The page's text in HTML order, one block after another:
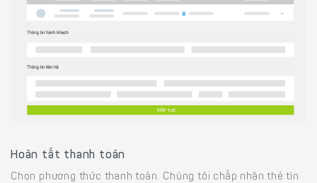
Hoàn tất thanh toán
Chọn phương thức thanh toán. Chúng tôi chấp nhận thẻ tín